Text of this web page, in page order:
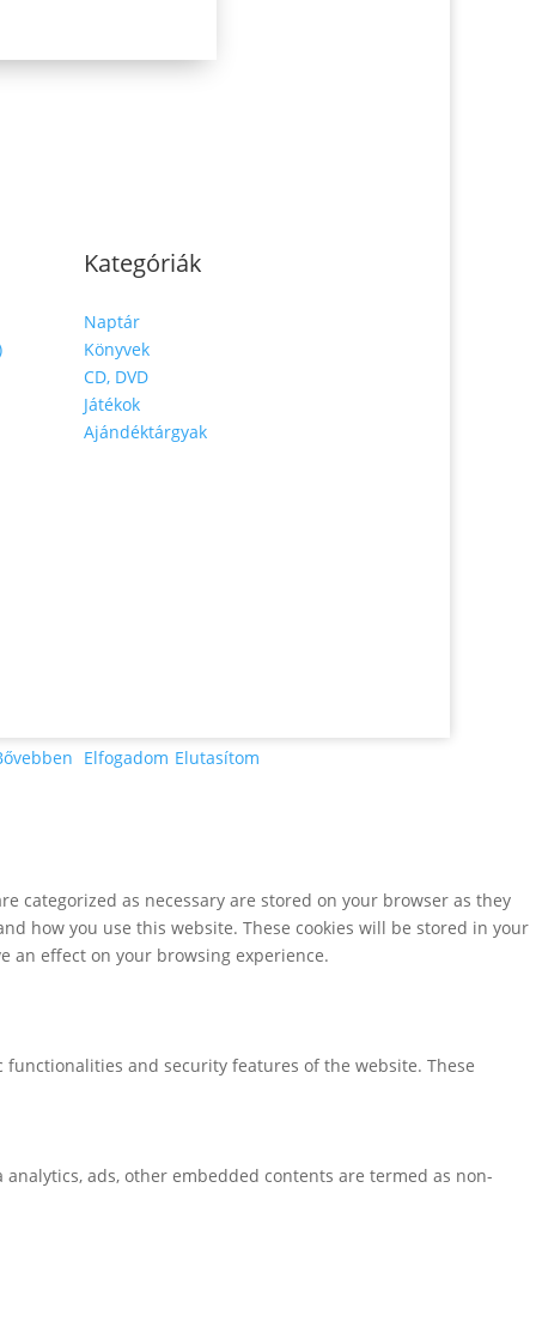
Kategóriák
Naptár
Könyvek
CD, DVD
Játékok
Ajándéktárgyak
Elfogadom Elutasítom
categorized as necessary are stored on your browser as they
how you use this website. These cookies will be stored in your
an effect on your browsing experience.
and security features of the website. These
ads, other embedded contents are termed as non-